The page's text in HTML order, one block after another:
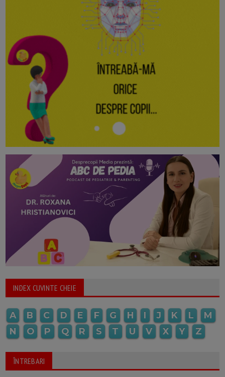
INDEX CUVINTE CHEIE
A B C D E F G H I J K L
M
N
O P Q R S T U V X Y Z
ÎNTREBARI